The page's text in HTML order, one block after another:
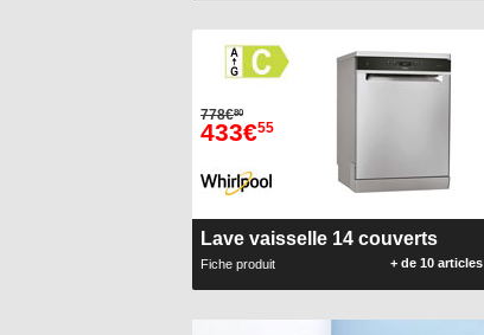
778€80
433€55
Lave vaisselle 14 couverts
Fiche produit + de 10 articles